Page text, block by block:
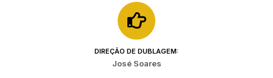
DIREÇÃO DE DUBLAGEM:
José Soares